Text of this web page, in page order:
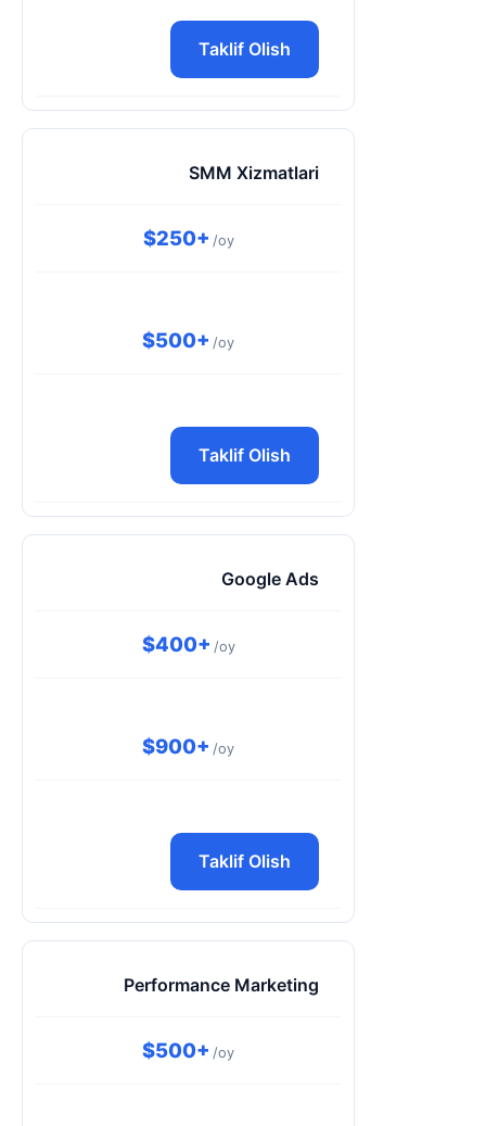
Taklif Olish
SMM Xizmatlari
$250+ /oy
$500+ /oy
Taklif Olish
Google Ads
$400+ /oy
$900+ /oy
Taklif Olish
Performance Marketing
$500+ /oy